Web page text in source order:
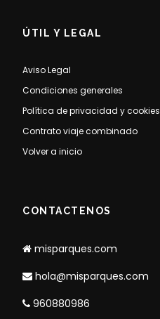
ÚTIL Y LEGAL
Aviso Legal
Condiciones generales
Política de privacidad y cookies
Contrato viaje combinado
Volver a inicio
CONTACTENOS
misparques.com
hola@misparques.com
960880986